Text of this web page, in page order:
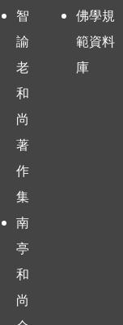
智
諭
老
和
尚
著
作
集
南
亭
和
尚
佛學規
範資料
庫